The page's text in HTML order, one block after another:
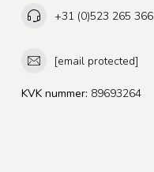
+31 (0)523 265 366
[email protected]
KVK nummer: 89693264